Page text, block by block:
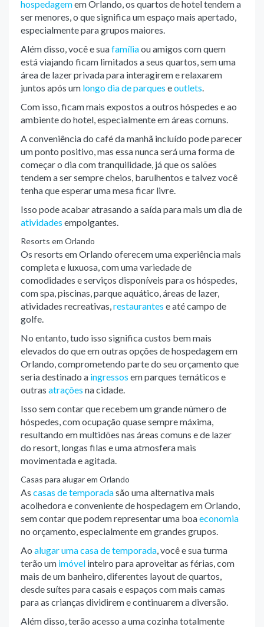
hospedagemem Orlando, os quartos de hotel tendem a
ser menores, o que significa um espaço mais apertado,
especialmente para grupos maiores.
Além disso, você e suafamíliaou amigos com quem
está viajando ficam limitados a seus quartos, sem uma
área de lazer privada para interagirem e relaxarem
juntos após um longo dia de parques eoutlets.
Com isso, ficam mais expostos a outros hóspedes e ao
ambiente do hotel, especialmente em áreas comuns.
A conveniência do café da manhã incluído pode parecer
um ponto positivo, mas essa nunca será uma forma de
começar o dia com tranquilidade, já que os salões
tendem a ser sempre cheios, barulhentos e talvez você
tenha que esperar uma mesa ficar livre.
Isso pode acabar atrasando a saída para mais um dia de
atividades empolgantes.
Resorts em Orlando
Os resorts em Orlando oferecem uma experiência mais
completa e luxuosa, com uma variedade de
comodidades e serviços disponíveis para os hóspedes,
com spa, piscinas, parque aquático, áreas de lazer,
atividades recreativas,restaurantes e até campo de
golfe.
No entanto, tudo isso significa custos bem mais
elevados do que em outras opções de hospedagem em
Orlando, comprometendo parte do seu orçamento que
seria destinado a ingressos em parques temáticos e
outras atrações na cidade.
Isso sem contar que recebem um grande número de
hóspedes, com ocupação quase sempre máxima,
resultando em multidões nas áreas comuns e de lazer
do resort, longas filas e uma atmosfera mais
movimentada e agitada.
Casas para alugar em Orlando
As casas de temporadasão uma alternativa mais
acolhedora e conveniente de hospedagem em Orlando,
sem contar que podem representar uma boaeconomia
no orçamento, especialmente em grandes grupos.
Ao alugar uma casa de temporada, você e sua turma
terão um imóvel inteiro para aproveitar as férias, com
mais de um banheiro, diferentes layout de quartos,
desde suítes para casais e espaços com mais camas
para as crianças dividirem e continuarem a diversão.
Além disso, terão acesso a uma cozinha totalmente